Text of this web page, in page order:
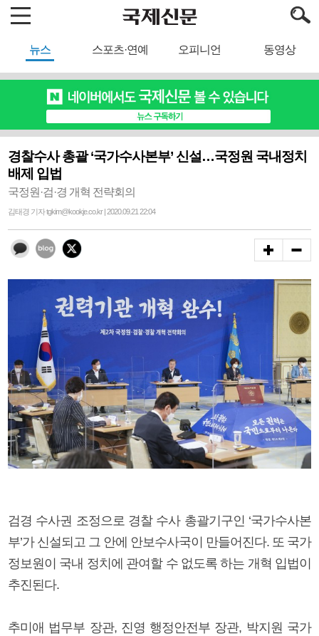
뉴스 스포츠·연예 오피니언 동영상
경찰수사 총괄 ‘국가수사본부’ 신설…국정원 국내정치
배제 입법
국정원·검·경 개혁 전략회의
김태경 기자 tgkim@kookje.co.kr | 2020.09.21 22:04
검경 수사권 조정으로 경찰 수사 총괄기구인 ‘국가수사본
부’가 신설되고 그 안에 안보수사국이 만들어진다. 또 국가
정보원이 국내 정치에 관여할 수 없도록 하는 개혁 입법이
추진된다.
추미애 법무부 장관, 진영 행정안전부 장관, 박지원 국가